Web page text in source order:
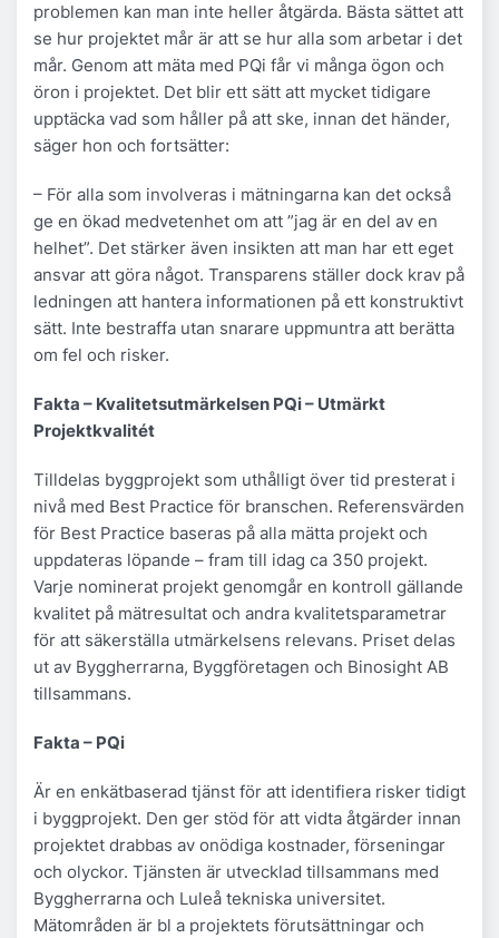
problemen kan man inte heller åtgärda. Bästa sättet att
se hur projektet mår är att se hur alla som arbetar i det
mår. Genom att mäta med PQi får vi många ögon och
öron i projektet. Det blir ett sätt att mycket tidigare
upptäcka vad som håller på att ske, innan det händer,
säger hon och fortsätter:
– För alla som involveras i mätningarna kan det också
ge en ökad medvetenhet om att ”jag är en del av en
helhet”. Det stärker även insikten att man har ett eget
ansvar att göra något. Transparens ställer dock krav på
ledningen att hantera informationen på ett konstruktivt
sätt. Inte bestraffa utan snarare uppmuntra att berätta
om fel och risker.
Fakta – Kvalitetsutmärkelsen PQi – Utmärkt
Projektkvalitét
Tilldelas byggprojekt som uthålligt över tid presterat i
nivå med Best Practice för branschen. Referensvärden
för Best Practice baseras på alla mätta projekt och
uppdateras löpande – fram till idag ca 350 projekt.
Varje nominerat projekt genomgår en kontroll gällande
kvalitet på mätresultat och andra kvalitetsparametrar
för att säkerställa utmärkelsens relevans. Priset delas
ut av Byggherrarna, Byggföretagen och Binosight AB
tillsammans.
Fakta – PQi
Är en enkätbaserad tjänst för att identifiera risker tidigt
i byggprojekt. Den ger stöd för att vidta åtgärder innan
projektet drabbas av onödiga kostnader, förseningar
och olyckor. Tjänsten är utvecklad tillsammans med
Byggherrarna och Luleå tekniska universitet.
Mätområden är bl a projektets förutsättningar och